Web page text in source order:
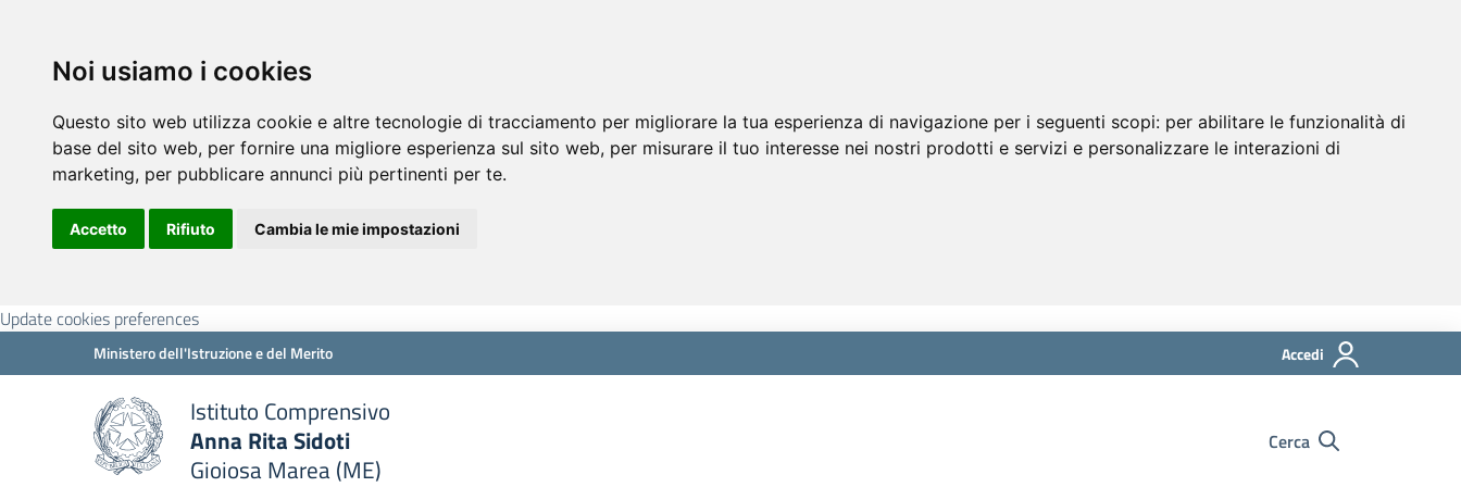
Noi usiamo i cookies
Questo sito web utilizza cookie e altre tecnologie di tracciamento per migliorare la tua esperienza di navigazione per i seguenti scopi: per abilitare le funzionalità di
base del sito web, per fornire una migliore esperienza sul sito web, per misurare il tuo interesse nei nostri prodotti e servizi e personalizzare le interazioni di
marketing, per pubblicare annunci più pertinenti per te.
Accetto Rifiuto Cambia le mie impostazioni
Update cookies preferences
Ministero dell'Istruzione e del Merito Accedi
Istituto Comprensivo
Anna Rita Sidoti
Gioiosa Marea (ME)
Cerca